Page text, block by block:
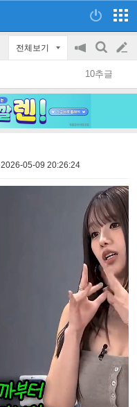
전체보기
공
지
on/off
검
색
글
쓰
10추글
2026-05-09 20:26:24